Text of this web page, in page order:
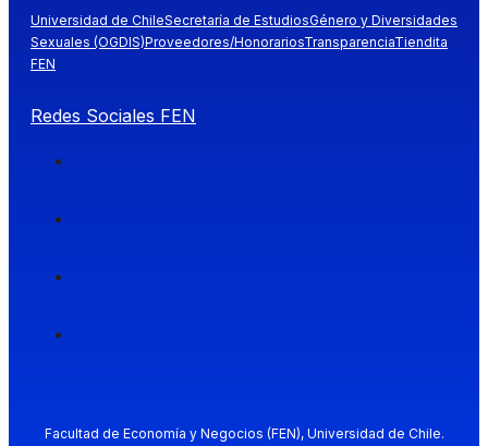
Universidad de ChileSecretaría de EstudiosGénero y Diversidades
Sexuales (OGDIS)Proveedores/HonorariosTransparenciaTiendita
FEN
Redes Sociales FEN
Facultad de Economía y Negocios (FEN), Universidad de Chile.